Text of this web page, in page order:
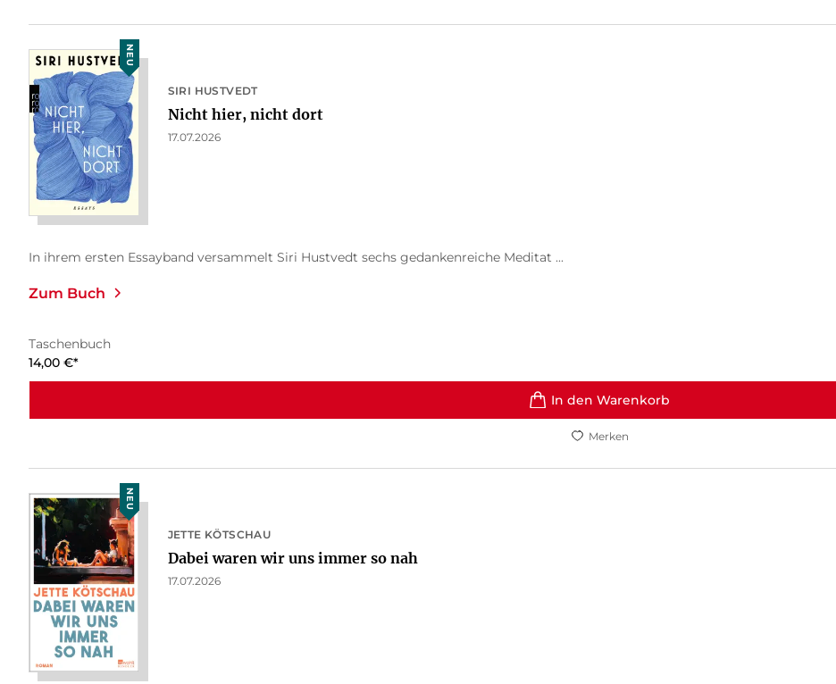
NEU
SIRI HUSTVEDT
Nicht hier, nicht dort
17.07.2026
In ihrem ersten Essayband versammelt Siri Hustvedt sechs gedankenreiche Meditat ...
Zum Buch
Taschenbuch
14,00 €*
In den Warenkorb
Merken
NEU
JETTE KÖTSCHAU
Dabei waren wir uns immer so nah
17.07.2026